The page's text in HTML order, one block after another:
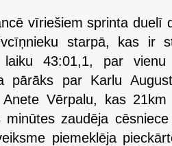
vīriešiem sprinta duelī
starpā, kas ir
43:01,1, par vienu
pārāks par Karlu
Anete Vērpalu, kas
minūtes zaudēja
piemeklēja